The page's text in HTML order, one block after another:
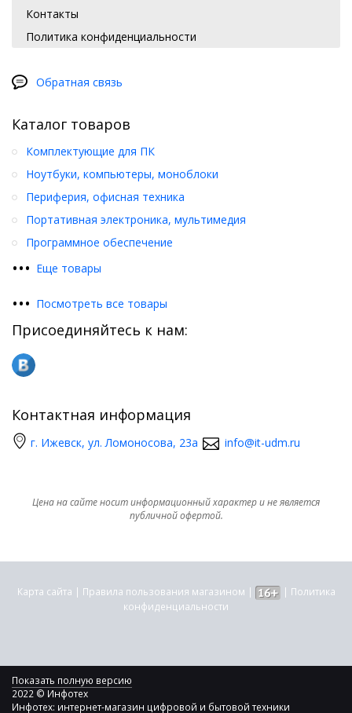
Контакты
Политика конфиденциальности
Обратная связь
Каталог товаров
••• Еще товары
Комплектующие для ПК
Ноутбуки, компьютеры, моноблоки
Периферия, офисная техника
Портативная электроника, мультимедия
Программное обеспечение
••• Посмотреть все товары
Присоединяйтесь к нам:
Контактная информация
г. Ижевск, ул. Ломоносова, 23а info@it-udm.ru
Цена на сайте носит информационный характер и не является
публичной офертой.
Карта сайта | Правила пользования магазином | | Политика
конфиденциальности
Показать полную версию
2022 © Инфотех
Инфотех: интернет-магазин цифровой и бытовой техники